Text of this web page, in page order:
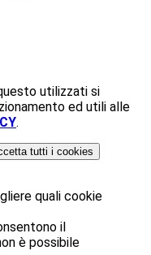
utilizzati si
ed utili alle
.
tutti i cookies
quali cookie
il
è possibile